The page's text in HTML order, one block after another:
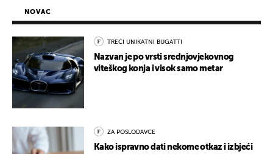
NOVAC
TREĆI UNIKATNI BUGATTI
Nazvan je po vrsti srednjovjekovnog
viteškog konja i visok samo metar
ZA POSLODAVCE
Kako ispravno dati nekome otkaz i izbjeći